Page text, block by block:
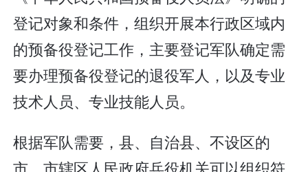
登记对象和条件，组织开展本行政区域内
的预备役登记工作，主要登记军队确定需
要办理预备役登记的退役军人，以及专业
技术人员、专业技能人员。
根据军队需要，县、自治县、不设区的